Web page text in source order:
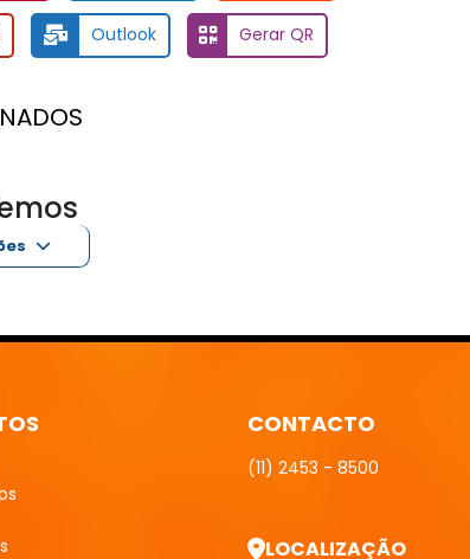
Outlook Gerar QR
CONTACTO
(11) 2453 - 8500
LOCALIZAÇÃO